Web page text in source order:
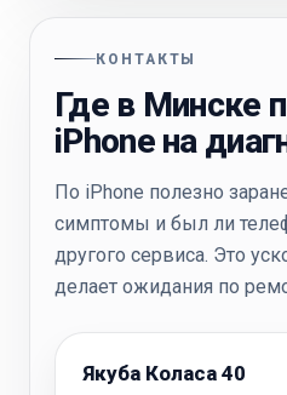
КОНТАКТЫ
Где в Минске
iPhone на
По iPhone полезно
симптомы и был ли
другого сервиса. Это
делает ожидания по
Якуба Коласа 40